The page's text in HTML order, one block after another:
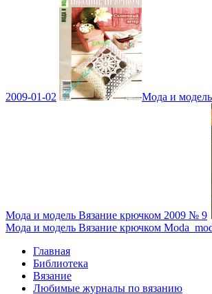
2009-01-02 Мода и
Мода и модель Вязание крючком 2009 № 9
Мода и модель Вязание крючком
Главная
Библиотека
Вязание
Любимые журналы по вязанию